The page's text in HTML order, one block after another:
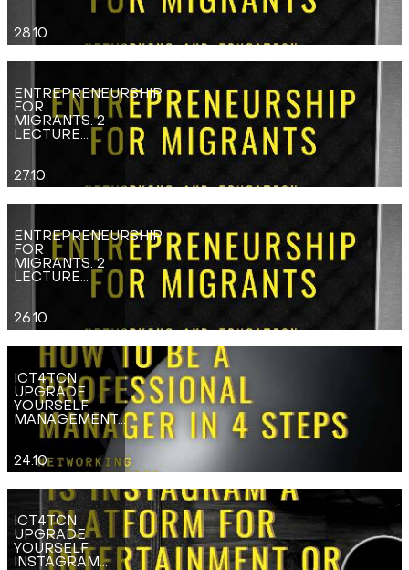
28.10
ENTREPRENEURSHIP
FOR
MIGRANTS. 2
LECTURE...
27.10
ENTREPRENEURSHIP
FOR
MIGRANTS. 2
LECTURE...
26.10
ICT4TCN
UPGRADE
YOURSELF,
MANAGEMENT...
24.10
ICT4TCN
UPGRADE
YOURSELF,
INSTAGRAM...